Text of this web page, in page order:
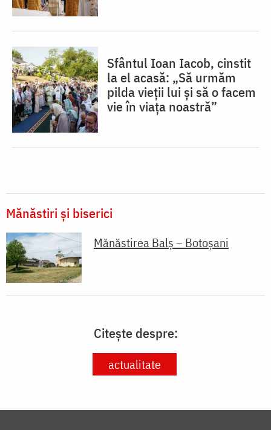
Sfântul Ioan Iacob, cinstit
la el acasă: „Să urmăm
pilda vieții lui și să o facem
vie în viața noastră”
Mănăstiri și biserici
Mănăstirea Balș – Botoșani
Citește despre:
actualitate